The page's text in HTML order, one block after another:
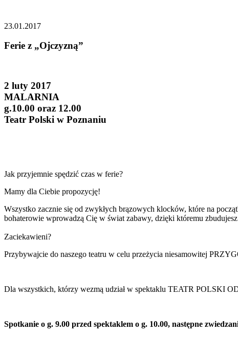
23.01.2017
Ferie z „Ojczyzną”
2 luty 2017
MALARNIA
g.10.00 oraz 12.00
Teatr Polski w Poznaniu
Jak przyjemnie spędzić czas w ferie?
Mamy dla Ciebie propozycję!
Wszystko zacznie się od zwykłych brązowych klocków, które na
bohaterowie wprowadzą Cię w świat zabawy, dzięki któremu
Zaciekawieni?
Przybywajcie do naszego teatru w celu przeżycia niesamowitej
Dla wszystkich, którzy wezmą udział w spektaklu TEATR POLSKI
Spotkanie o g. 9.00 przed spektaklem o g. 10.00, następne